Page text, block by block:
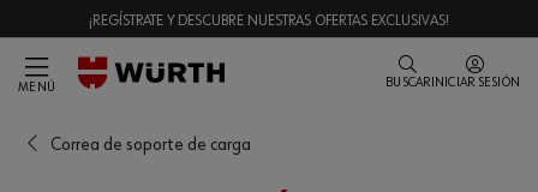
¡REGÍSTRATE Y DESCUBRE NUESTRAS OFERTAS EXCLUSIVAS!
MENÚ BUSCAR INICIAR SESIÓN
Correa de soporte de carga